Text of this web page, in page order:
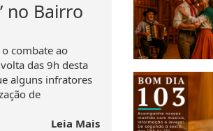
no Bairro
combate ao
das 9h desta
alguns infratores
de
Leia Mais